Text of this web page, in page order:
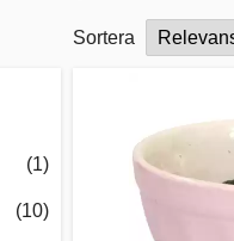
Sortera
(1)
(10)